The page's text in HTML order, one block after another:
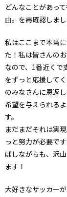
どんなことがあっ
由。を再確認しまし
私はここまで本当
た！私は皆さんの
なので、1番近くで
をずっと応援して
のみなさんに恩返
希望を与えられる
す。
まだまだそれは実
っと努力が必要で
ばしながらも、沢
ます！
大好きなサッカー